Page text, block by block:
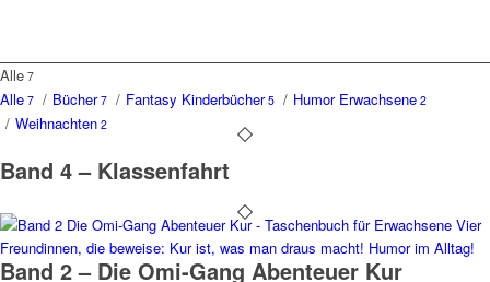
Alle 7
Alle 7 / Bücher7 / Fantasy Kinderbücher5 / Humor Erwachsene 2
/ Weihnachten 2
Band 4 – Klassenfahrt
Band 2 – Die Omi-Gang Abenteuer Kur